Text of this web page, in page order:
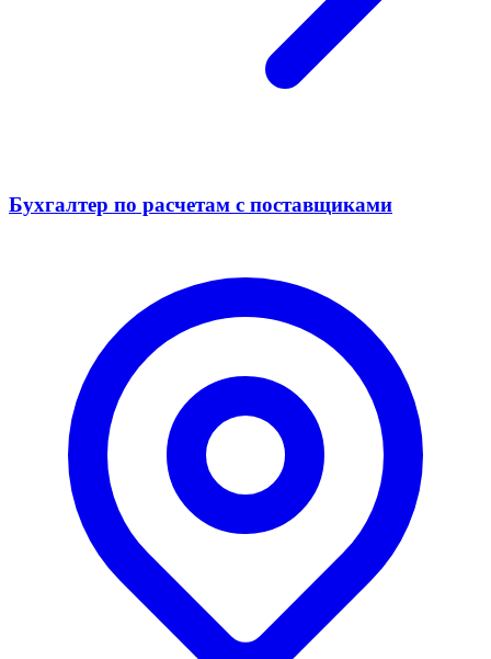
Бухгалтер по расчетам с поставщиками